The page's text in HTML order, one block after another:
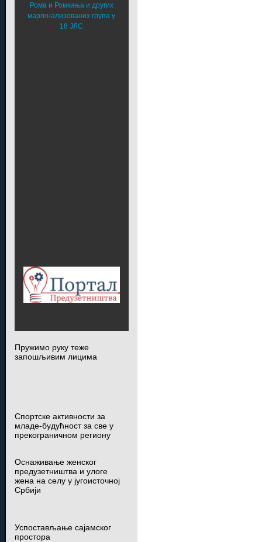
Рома и Ромкиња и других
маргинализованих група у
18 ЈЛС
Пружимо руку теже
запошљивим лицима
Спортске активности за
младе-будућност за све у
прекограничном региону
Оснаживање женског
предузетништва и улоге
жена на селу у југоисточној
Србији
Успостављање сајамског
простора